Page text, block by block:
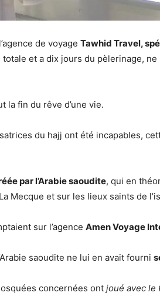
de voyage Tawhid Travel,
et a dix jours du pèlerinage,
la fin du rêve d’une vie.
du hajj ont été incapables,
par l’Arabie saoudite, qui en
Mecque et sur les lieux saints de
sur l’agence Amen Voyage
saoudite ne lui en avait fourni
concernées ont joué avec le